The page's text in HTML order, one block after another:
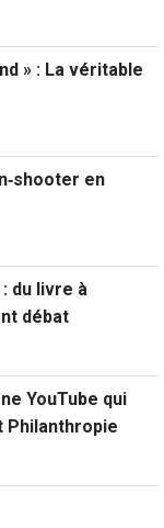
» : La véritable
en
du livre à
débat
YouTube qui